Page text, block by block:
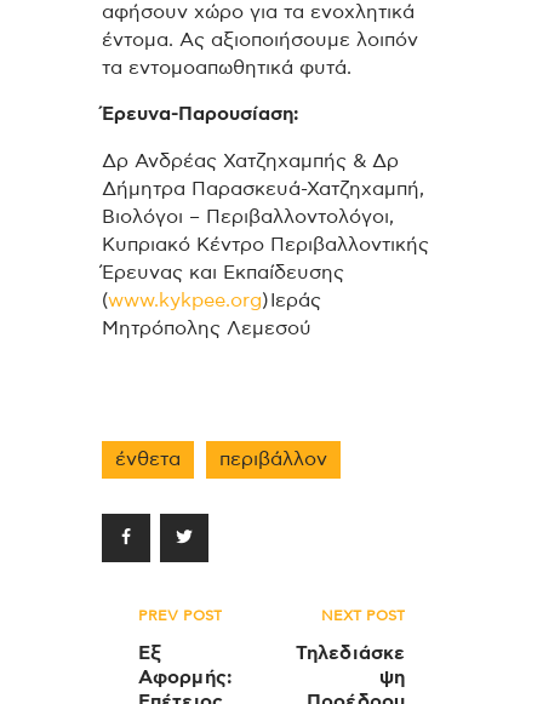
αφήσουν χώρο για τα ενοχλητικά
έντομα. Ας αξιοποιήσουμε λοιπόν
τα εντομοαπωθητικά φυτά.
Έρευνα-Παρουσίαση:
Δρ Ανδρέας Χατζηχαμπής & Δρ
Δήμητρα Παρασκευά-Χατζηχαμπή,
Βιολόγοι – Περιβαλλοντολόγοι,
Κυπριακό Κέντρο Περιβαλλοντικής
Έρευνας και Εκπαίδευσης
(www.kykpee.org) Ιεράς
Μητρόπολης Λεμεσού
ένθετα περιβάλλον
Πλοήγηση
άρθρων
PREV POST
Εξ
Αφορμής:
NEXT POST
Τηλεδιάσκε
ψη